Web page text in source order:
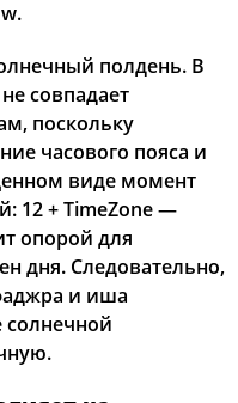
16:27
16:26 20:02 22:13
16:24 20:00
16:23 19:57 22:10
16:21 19:54
16:20 19:51 22:07
16:18 19:48
полдень. В
совпадает
поскольку
часового пояса и
виде момент
12 + TimeZone —
опорой для
дня. Следовательно,
и иша